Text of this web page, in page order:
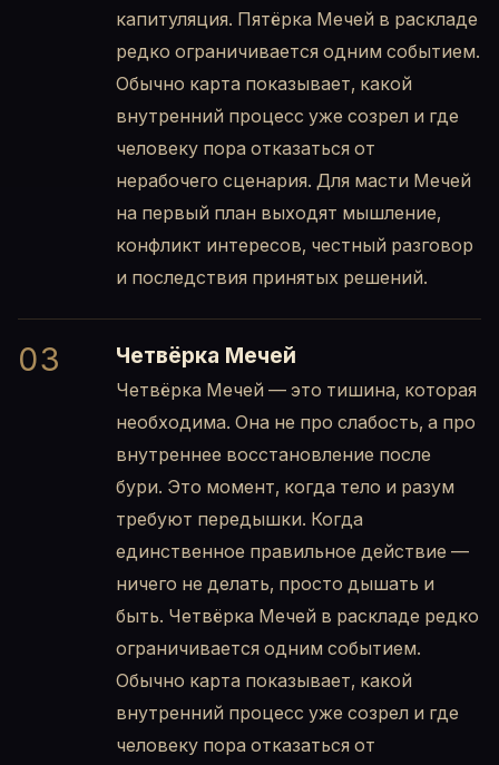
капитуляция. Пятёрка Мечей в раскладе
редко ограничивается одним событием.
Обычно карта показывает, какой
внутренний процесс уже созрел и где
человеку пора отказаться от
нерабочего сценария. Для масти Мечей
на первый план выходят мышление,
конфликт интересов, честный разговор
и последствия принятых решений.
03 Четвёрка Мечей
Четвёрка Мечей — это тишина, которая
необходима. Она не про слабость, а про
внутреннее восстановление после
бури. Это момент, когда тело и разум
требуют передышки. Когда
единственное правильное действие —
ничего не делать, просто дышать и
быть. Четвёрка Мечей в раскладе редко
ограничивается одним событием.
Обычно карта показывает, какой
внутренний процесс уже созрел и где
человеку пора отказаться от